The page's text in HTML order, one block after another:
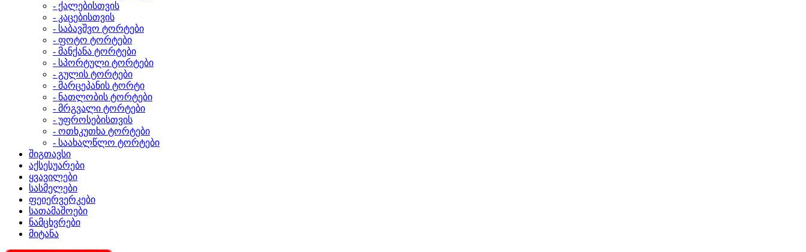
- ქალებისთვის
- კაცებისთვის
- საბავშვო ტორტები
- ფოტო ტორტები
- მანქანა ტორტები
- სპორტული ტორტები
- გულის ტორტები
- მარცეპანის ტორტი
- ნათლობის ტორტები
- მრგვალი ტორტები
- უფროსებისთვის
- ოთხკუთხა ტორტები
- საახალწლო ტორტები
შიგთავსი
აქსესუარები
ყვავილები
სასმელები
ფეიერვერკები
სათამაშოები
ნამცხვრები
მიტანა